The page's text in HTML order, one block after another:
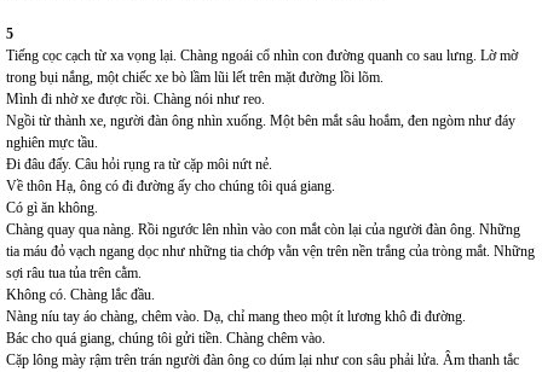
5
Tiếng cọc cạch từ xa vọng lại. Chàng ngoái cổ nhìn con đường quanh co sau lưng. Lờ mờ
trong bụi nắng, một chiếc xe bò lầm lũi lết trên mặt đường lồi lõm.
Mình đi nhờ xe được rồi. Chàng nói như reo.
Ngồi từ thành xe, người đàn ông nhìn xuống. Một bên mắt sâu hoắm, đen ngòm như đáy
nghiên mực tầu.
Đi đâu đấy. Câu hỏi rụng ra từ cặp môi nứt nẻ.
Về thôn Hạ, ông có đi đường ấy cho chúng tôi quá giang.
Có gì ăn không.
Chàng quay qua nàng. Rồi ngước lên nhìn vào con mắt còn lại của người đàn ông. Những
tia máu đỏ vạch ngang dọc như những tia chớp vằn vện trên nền trắng của tròng mắt. Những
sợi râu tua tủa trên cằm.
Không có. Chàng lắc đầu.
Nàng níu tay áo chàng, chêm vào. Dạ, chỉ mang theo một ít lương khô đi đường.
Bác cho quá giang, chúng tôi gửi tiền. Chàng chêm vào.
Cặp lông mày rậm trên trán người đàn ông co dúm lại như con sâu phải lửa. Âm thanh tắc